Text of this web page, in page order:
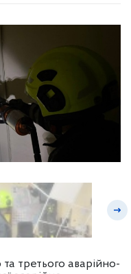
третього аварійно-